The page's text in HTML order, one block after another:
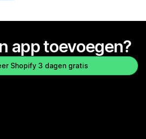
app toevoegen?
Shopify 3 dagen gratis